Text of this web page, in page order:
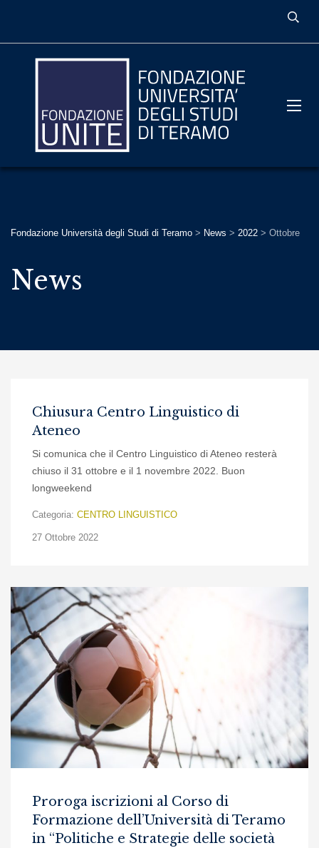
Fondazione Università degli Studi di Teramo > News > 2022 > Ottobre
News
Chiusura Centro Linguistico di
Ateneo
Si comunica che il Centro Linguistico di Ateneo resterà
chiuso il 31 ottobre e il 1 novembre 2022. Buon
longweekend
Categoria: CENTRO LINGUISTICO
27 Ottobre 2022
Proroga iscrizioni al Corso di
Formazione dell’Università di Teramo
in “Politiche e Strategie delle società